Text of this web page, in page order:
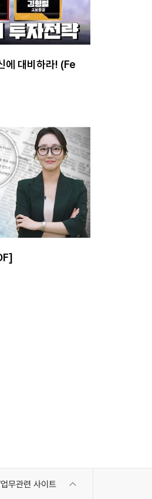
에 대비하라! (Fe
무관련 사이트